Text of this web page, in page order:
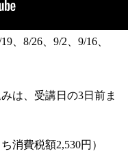
、8/26、9/2、9/16、
は、受講日の3日前ま
消費税額2,530円）